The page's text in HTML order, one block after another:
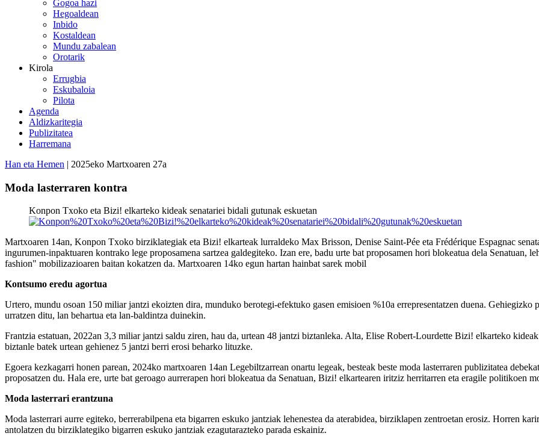
Gogoa hazi
Hegoaldean
Inbido
Kostaldean
Mundu zabalean
Orotarik
Kirola
Errugbia
Eskubaloia
Pilota
Agenda
Aldizkaritegia
Publizitatea
Harremana
Han eta Hemen | 2025eko Martxoaren 27a
Moda lasterraren kontra
Konpon Txoko eta Bizi! elkarteko kideak senatariei bidali gutunak eskuetan
Martxoaren 14an, Konpon Txoko birziklategiak eta Bizi! elkarteak lurraldeko Max Brisson, Denise Saint-Pée eta Frédérique Espagnac
ingurumen-inpaktuaren kontrako lege proposamena sartzea galdegiteko. Izan ere, badu urte bat proposamen hori blokeatua dela Senatuan,
fashion" mobilizazioaren baitan kokatzen da. Martxoaren 14ko egun hartan hainbat sarek mobil
Kontsumo eredu agortua
Urtero, mundu osoan 150 miliar jantzi ekoizten dira, munduko berotegi-efektuko gasen emisioen %10a errepresentatzen duena.
urratzen ditu, lan behartua eta lan-baldintza duinekin.
Frantzia estatuan, 2022an 3,3 miliar jantzi saldu ziren, hau da, urtean 48 jantzi biztanleka. Alta, Elise Robert-Lourdette Bizi! elkarteko
biztanle batek urtean gehienez 5 jantzi berri erosi beharko lituzke.
Egoera kezkagarri honen parean, 2024ko martxoaren 14an Legebiltzarrean onartu legeak, besteak beste moda lasterraren publizitatea
proposatzen du. Hala ere, urte bat geroago aurrerapen hori blokeatua da Senatuan, Bizi! elkartearen iritziz herritarren eta eragile politikoen
Moda lasterrari erantzuna
Moda lasterrari aurre egiteko, berrerabilpena eta bigarren eskuko jantziak lehenestea da aterabidea, birziklapen zentroetan erosiz. Horren
antolatzen du birziklategiko bigarren eskuko jantziak ezagutarazteko parada eskainiz.